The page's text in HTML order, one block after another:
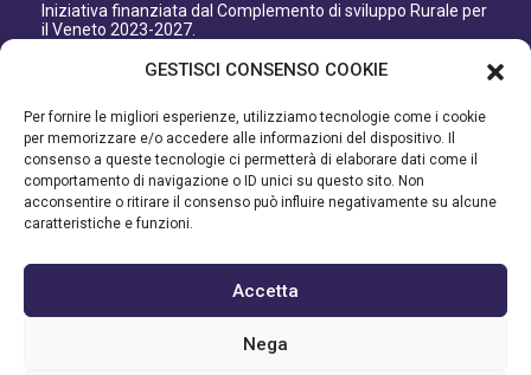
GESTISCI CONSENSO COOKIE
Per fornire le migliori esperienze, utilizziamo tecnologie come i cookie
per memorizzare e/o accedere alle informazioni del dispositivo. Il
consenso a queste tecnologie ci permetterà di elaborare dati come il
comportamento di navigazione o ID unici su questo sito. Non
acconsentire o ritirare il consenso può influire negativamente su alcune
caratteristiche e funzioni.
Accetta
Nega
Iniziativa finanziata dal Complemento di sviluppo Rurale per
il Veneto 2023-2027.
Organismo responsabile dell’informazione: GAL Patavino
Autorità di Gestione regionale: Regione del Veneto –
Direzione AdG FEASR Bonifica e Irrigazione.
Iniziativa finanziata dal Programma di Sviluppo Rurale per il
Veneto 2014-2022.
Organismo responsabile dell’informazione: GAL Patavino.
©2023 GAL PATAVINO SCARL - Cap. Soc. 22.000,00€ - R.E.A.
334232 – C.F e P.IVA 03748880287 - All Right Reserved